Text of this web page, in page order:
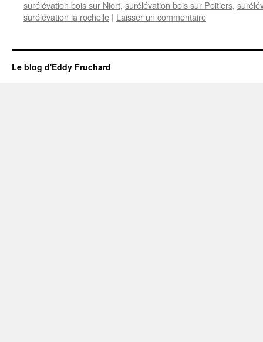
surélévation bois sur Niort, surélévation bois sur Poitiers,
surélévation la rochelle | Laisser un commentaire
Le blog d'Eddy Fruchard